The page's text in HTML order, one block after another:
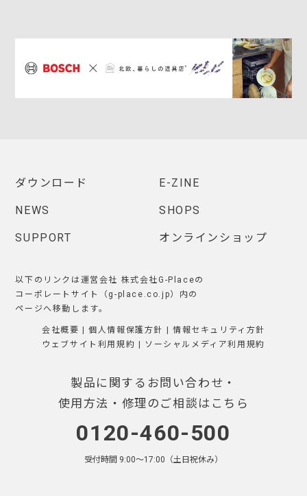
ダウンロード E-ZINE
NEWS SHOPS
SUPPORT オンラインショップ
以下のリンクは運営会社 株式会社G-Placeの
コーポレートサイト（g-place.co.jp）内の
ページへ移動します。
会社概要 |個人情報保護方針 | 情報セキュリティ方針
ウェブサイト利用規約 | ソーシャルメディア利用規約
製品に関するお問い合わせ・
使用方法・修理のご相談はこちら
0120-460-500
受付時間 9:00〜17:00（土日祝休み）